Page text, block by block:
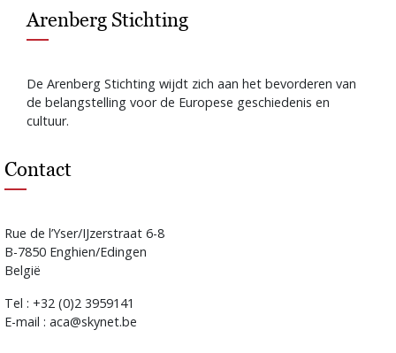
Arenberg Stichting
De Arenberg Stichting wijdt zich aan het bevorderen van
de belangstelling voor de Europese geschiedenis en
cultuur.
Contact
Rue de l’Yser/IJzerstraat 6-8
B-7850 Enghien/Edingen
België
Tel : +32 (0)2 3959141
E-mail : aca@skynet.be